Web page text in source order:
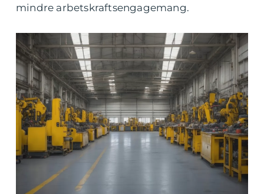
mindre arbetskraftsengagemang.